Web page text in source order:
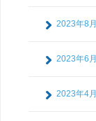
2023年8月
2023年6月
2023年4月